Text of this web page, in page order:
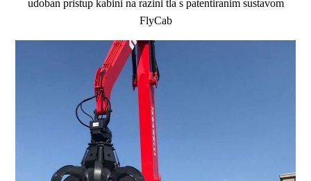
udoban pristup kabini na razini tla s patentiranim sustavom
FlyCab